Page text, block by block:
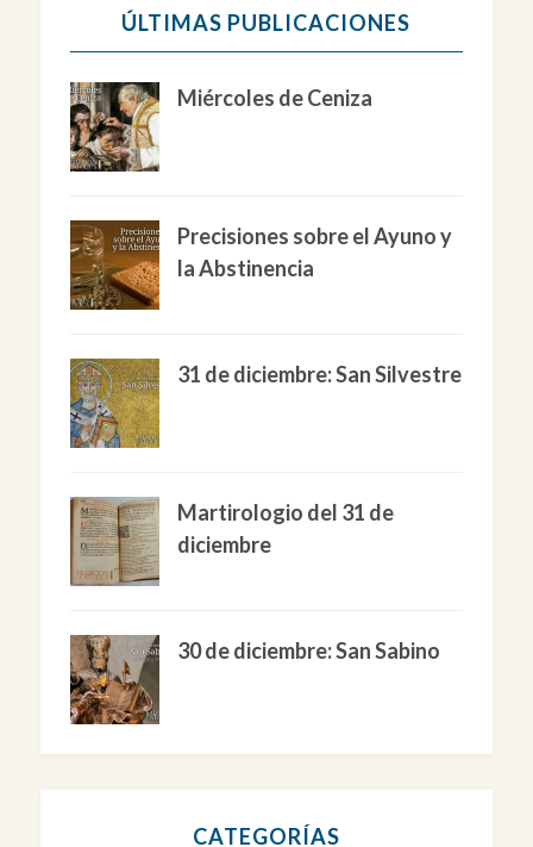
ÚLTIMAS PUBLICACIONES
Miércoles de Ceniza
Precisiones sobre el Ayuno y
la Abstinencia
31 de diciembre: San Silvestre
Martirologio del 31 de
diciembre
30 de diciembre: San Sabino
CATEGORÍAS